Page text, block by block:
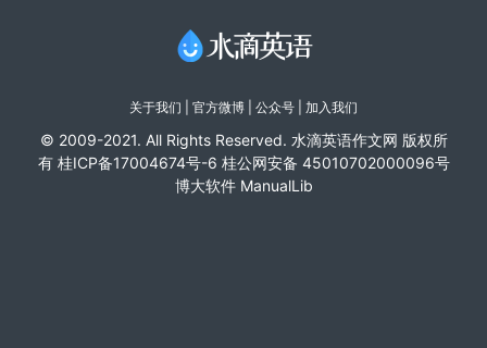
关于我们 官方微博 | 公众号 | 加入我们
© 2009-2021. All Rights Reserved. 水滴英语作文网 版权所
有 桂ICP备17004674号-6 桂公网安备 45010702000096号
博大软件 ManualLib